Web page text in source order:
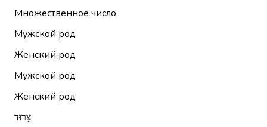
Множественное число
Мужской род
Женский род
Мужской род
Женский род
צָרוּד